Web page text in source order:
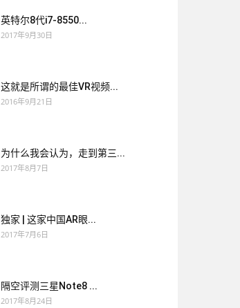
英特尔8代i7-8550...
2017年9月30日
这就是所谓的最佳VR视频...
2016年9月21日
为什么我会认为，走到第三...
2017年8月7日
独家 | 这家中国AR眼...
2017年7月6日
隔空评测三星Note8 ...
2017年8月24日